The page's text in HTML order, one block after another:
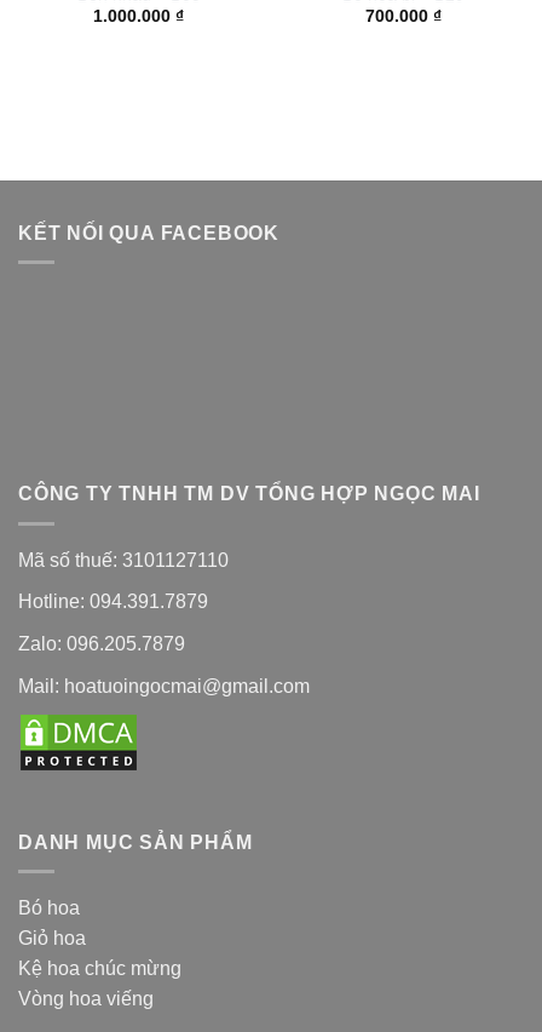
1.000.000 ₫
700.000 ₫
KẾT NỐI QUA FACEBOOK
CÔNG TY TNHH TM DV TỔNG HỢP NGỌC MAI
Mã số thuế: 3101127110
Hotline: 094.391.7879
Zalo: 096.205.7879
Mail: hoatuoingocmai@gmail.com
DANH MỤC SẢN PHẨM
Bó hoa
Giỏ hoa
Kệ hoa chúc mừng
Vòng hoa viếng